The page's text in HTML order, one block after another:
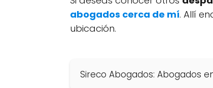
abogados cerca de mí. Allí
ubicación.
Sireco Abogados: Abogados